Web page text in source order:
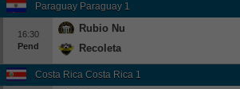
Paraguay Paraguay 1
16:30
Pend
Rubio Nu
Recoleta
Costa Rica Costa Rica 1